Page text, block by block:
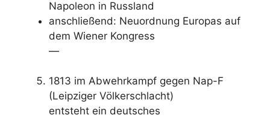
Napoleon in Russland
anschließend: Neuordnung Europas auf
dem Wiener Kongress
—
1813 im Abwehrkampf gegen Nap-F
(Leipziger Völkerschlacht)
entsteht ein deutsches